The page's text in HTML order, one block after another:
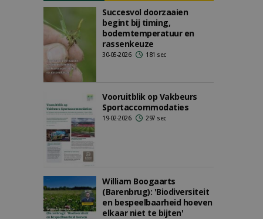
Succesvol doorzaaien
begint bij timing,
bodemtemperatuur en
rassenkeuze
30-05-2026 181 sec
Vooruitblik op Vakbeurs
Sportaccommodaties
19-02-2026 297 sec
William Boogaarts
(Barenbrug): 'Biodiversiteit
en bespeelbaarheid hoeven
elkaar niet te bijten'